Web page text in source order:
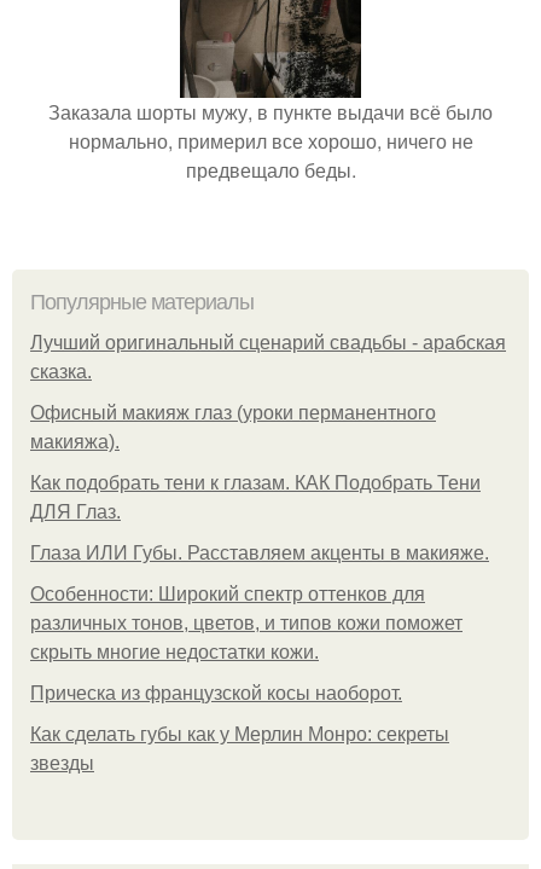
Заказала шорты мужу, в пункте выдачи всё было
нормально, примерил все хорошо, ничего не
предвещало беды.
Популярные материалы
Лучший оригинальный сценарий свадьбы - арабская
сказка.
Офисный макияж глаз (уроки перманентного
макияжа).
Как подобрать тени к глазам. КАК Подобрать Тени
ДЛЯ Глаз.
Глаза ИЛИ Губы. Расставляем акценты в макияже.
Особенности: Широкий спектр оттенков для
различных тонов, цветов, и типов кожи поможет
скрыть многие недостатки кожи.
Прическа из французской косы наоборот.
Как сделать губы как у Мерлин Монро: секреты
звезды